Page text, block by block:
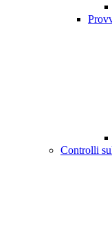
Controlli